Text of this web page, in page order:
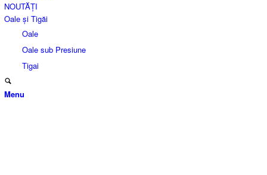
NOUTĂȚI
Oale și Tigăi
Oale
Oale sub Presiune
Tigai
Menu